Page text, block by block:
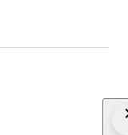
regarding
with a single